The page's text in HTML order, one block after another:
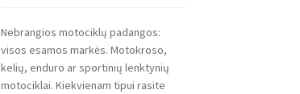
Nebrangios motociklų padangos:
visos esamos markės. Motokroso,
kelių, enduro ar sportinių lenktynių
motociklai. Kiekvienam tipui rasite